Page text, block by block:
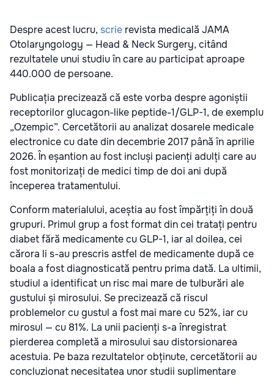
Despre acest lucru, scrie revista medicală JAMA
Otolaryngology — Head & Neck Surgery, citând
rezultatele unui studiu în care au participat aproape
440.000 de persoane.
Publicația precizează că este vorba despre agoniștii
receptorilor glucagon-like peptide-1/GLP-1, de exemplu
„Ozempic”. Cercetătorii au analizat dosarele medicale
electronice cu date din decembrie 2017 până în aprilie
2026. În eșantion au fost incluși pacienți adulți care au
fost monitorizați de medici timp de doi ani după
începerea tratamentului.
Conform materialului, aceștia au fost împărțiți în două
grupuri. Primul grup a fost format din cei tratați pentru
diabet fără medicamente cu GLP-1, iar al doilea, cei
cărora li s-au prescris astfel de medicamente după ce
boala a fost diagnosticată pentru prima dată. La ultimii,
studiul a identificat un risc mai mare de tulburări ale
gustului și mirosului. Se precizează că riscul
problemelor cu gustul a fost mai mare cu 52%, iar cu
mirosul — cu 81%. La unii pacienți s-a înregistrat
pierderea completă a mirosului sau distorsionarea
acestuia. Pe baza rezultatelor obținute, cercetătorii au
concluzionat necesitatea unor studii suplimentare